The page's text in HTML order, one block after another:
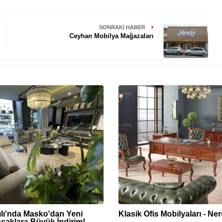
SONRAKI HABER
Ceyhan Mobilya Mağazaları
Masko'dan Yeni
Klasik Ofis Mobilyaları -